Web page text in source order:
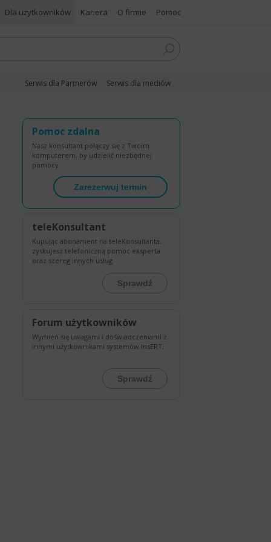
Dla użytkowników Kariera O firmie Pomoc
Serwis dla Partnerów Serwis dla mediów
Pomoc zdalna
Nasz konsultant połączy się z Twoim
komputerem, by udzielić niezbędnej
pomocy.
Zarezerwuj termin
teleKonsultant
Kupując abonament na teleKonsultanta,
zyskujesz telefoniczną pomoc eksperta
oraz szereg innych usług.
Sprawdź
Forum użytkowników
Wymień się uwagami i doświadczeniami z
innymi użytkownikami systemów InsERT.
Sprawdź